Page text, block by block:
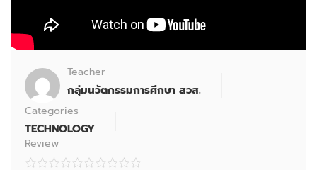
Teacher
กลุ่มนวัตกรรมการศึกษา สวส.
Categories
TECHNOLOGY
Review